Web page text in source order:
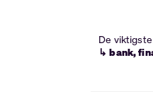
De
↳ bank,